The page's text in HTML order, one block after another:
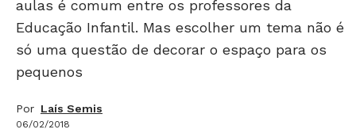
aulas é comum entre os professores da
Educação Infantil. Mas escolher um tema não é
só uma questão de decorar o espaço para os
pequenos
Por Laís Semis
06/02/2018